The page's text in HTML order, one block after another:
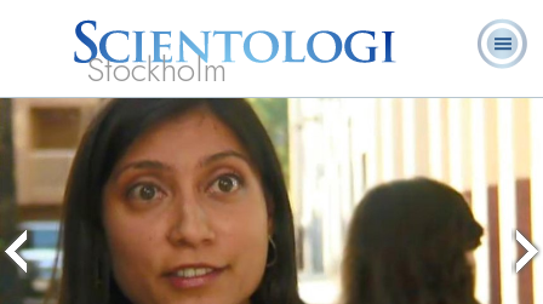
Stockholm
L. Ron
Hubbard
Vad är
Scientologi?
Frivilligpastorer